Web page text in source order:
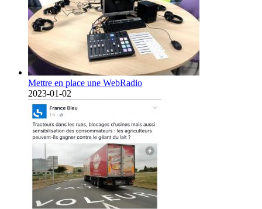
Mettre en place une WebRadio
2023-01-02